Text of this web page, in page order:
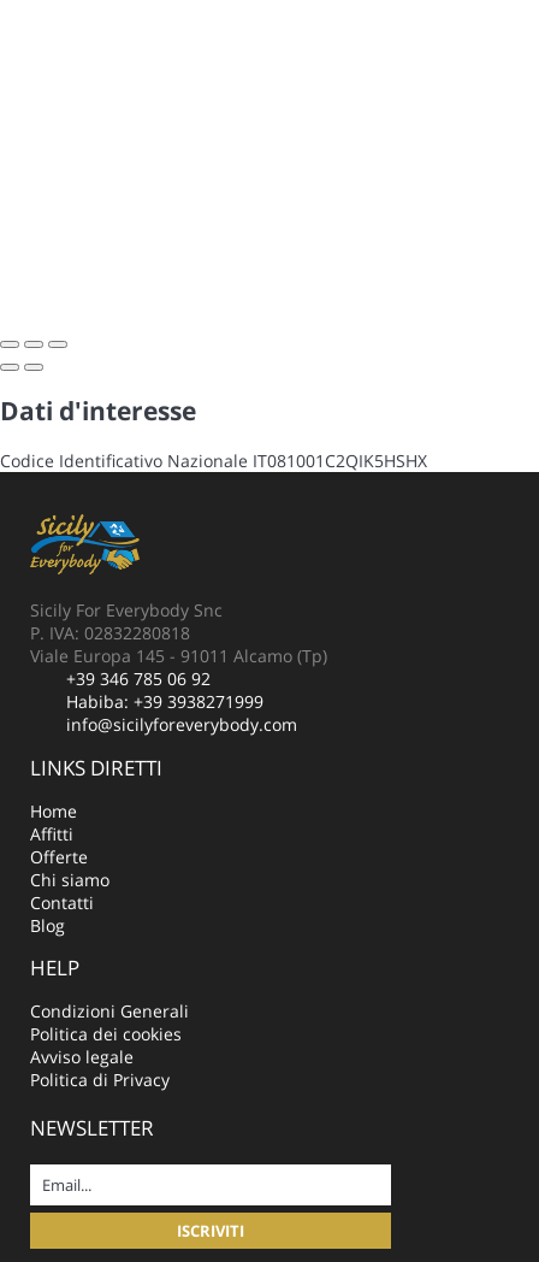
Dati d'interesse
Codice Identificativo Nazionale IT081001C2QIK5HSHX
Sicily For Everybody Snc
P. IVA: 02832280818
Viale Europa 145 - 91011 Alcamo (Tp)
+39 346 785 06 92
Habiba: +39 3938271999
info@sicilyforeverybody.com
LINKS DIRETTI
Home
Affitti
Offerte
Chi siamo
Contatti
Blog
HELP
Condizioni Generali
Politica dei cookies
Avviso legale
Politica di Privacy
NEWSLETTER